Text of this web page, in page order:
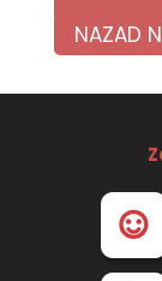
NAZAD